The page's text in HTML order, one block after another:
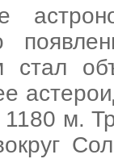
стал
1180 м.